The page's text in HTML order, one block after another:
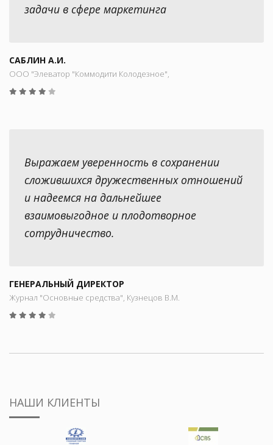
задачи в сфере маркетинга
САБЛИН А.И.
ООО "Элеватор "Коммодити Колодезное",
Выражаем уверенность в сохранении
сложившихся дружественных отношений
и надеемся на дальнейшее
взаимовыгодное и плодотворное
сотрудничество.
ГЕНЕРАЛЬНЫЙ ДИРЕКТОР
Журнал "Основные средства", Кузнецов В.М.
НАШИ КЛИЕНТЫ